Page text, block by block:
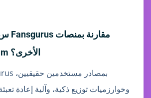
ترويج Telegram الأخرى؟
وخوارزميات توزيع ذكية، وآلية إعادة